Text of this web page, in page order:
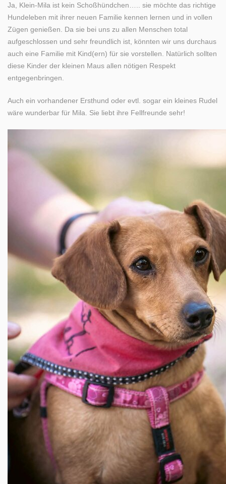
Ja, Klein-Mila ist kein Schoßhündchen….. sie möchte das richtige
Hundeleben mit ihrer neuen Familie kennen lernen und in vollen
Zügen genießen. Da sie bei uns zu allen Menschen total
aufgeschlossen und sehr freundlich ist, könnten wir uns durchaus
auch eine Familie mit Kind(ern) für sie vorstellen. Natürlich sollten
diese Kinder der kleinen Maus allen nötigen Respekt
entgegenbringen.
Auch ein vorhandener Ersthund oder evtl. sogar ein kleines Rudel
wäre wunderbar für Mila. Sie liebt ihre Fellfreunde sehr!